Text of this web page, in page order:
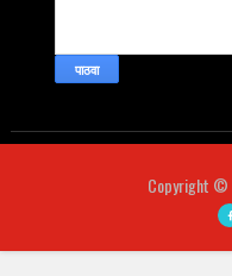
Copyright ©